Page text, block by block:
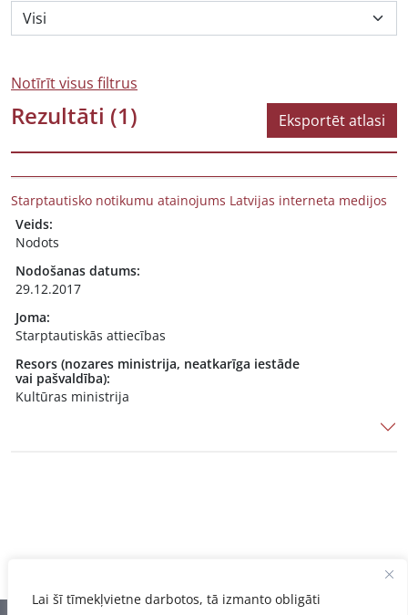
Lai šī tīmekļvietne darbotos, tā izmanto obligāti
Notīrīt visus filtrus
Rezultāti (1) Eksportēt atlasi
Starptautisko notikumu atainojums Latvijas interneta medijos
Veids:
Nodots
Nodošanas datums:
29.12.2017
Joma:
Starptautiskās attiecības
Resors (nozares ministrija, neatkarīga iestāde
vai pašvaldība):
Kultūras ministrija